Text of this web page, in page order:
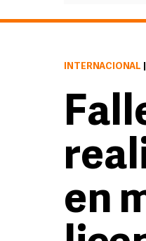
INTERNACIONAL
en